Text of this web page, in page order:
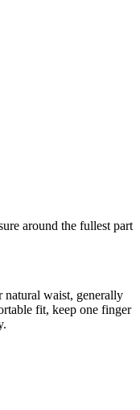
around the fullest part
natural waist, generally
fit, keep one finger